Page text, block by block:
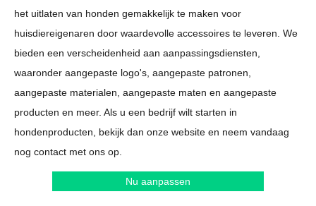
het uitlaten van honden gemakkelijk te maken voor
huisdiereigenaren door waardevolle accessoires te leveren. We
bieden een verscheidenheid aan aanpassingsdiensten,
waaronder aangepaste logo's, aangepaste patronen,
aangepaste materialen, aangepaste maten en aangepaste
producten en meer. Als u een bedrijf wilt starten in
hondenproducten, bekijk dan onze website en neem vandaag
nog contact met ons op.
Nu aanpassen